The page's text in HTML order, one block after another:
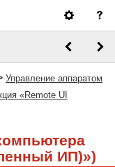
Управление аппаратом
«Remote UI
ИП)»)